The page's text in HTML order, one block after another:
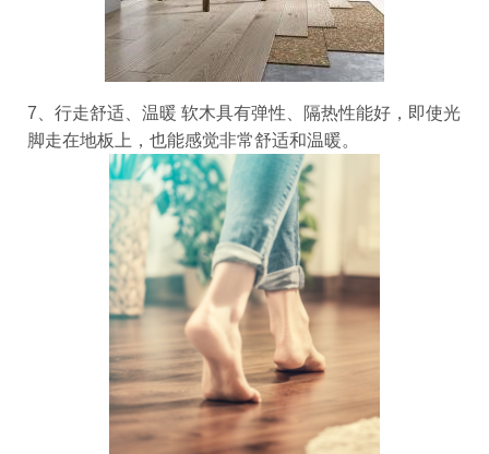
7、行走舒适、温暖 软木具有弹性、隔热性能好，即使光
脚走在地板上，也能感觉非常舒适和温暖。